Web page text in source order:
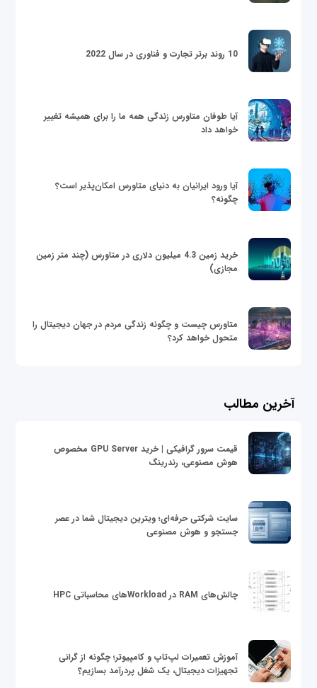
10 روند برتر تجارت و فناوری در سال 2022
آیا طوفان متاورس زندگی همه ما را برای همیشه تغییر
خواهد داد
آیا ورود ایرانیان به دنیای متاورس امکان‌پذیر است؟
چگونه؟
خرید زمین 4.3 میلیون دلاری در متاورس (چند متر زمین
مجازی)
متاورس چیست و چگونه زندگی مردم در جهان دیجیتال را
متحول خواهد کرد؟
آخرین مطالب
قیمت سرور گرافیکی | خرید GPU Server مخصوص
هوش مصنوعی، رندرینگ
سایت شرکتی حرفه‌ای؛ ویترین دیجیتال شما در عصر
جستجو و هوش مصنوعی
چالش‌های RAM در Workloadهای محاسباتی HPC
آموزش تعمیرات لپ‌تاپ و کامپیوتر؛ چگونه از گرانی
تجهیزات دیجیتال، یک شغل پردرآمد بسازیم؟